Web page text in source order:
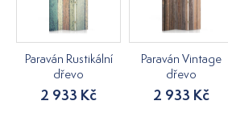
Paraván Rustikální
dřevo
2 933 Kč
Paraván Vintage
dřevo
2 933 Kč